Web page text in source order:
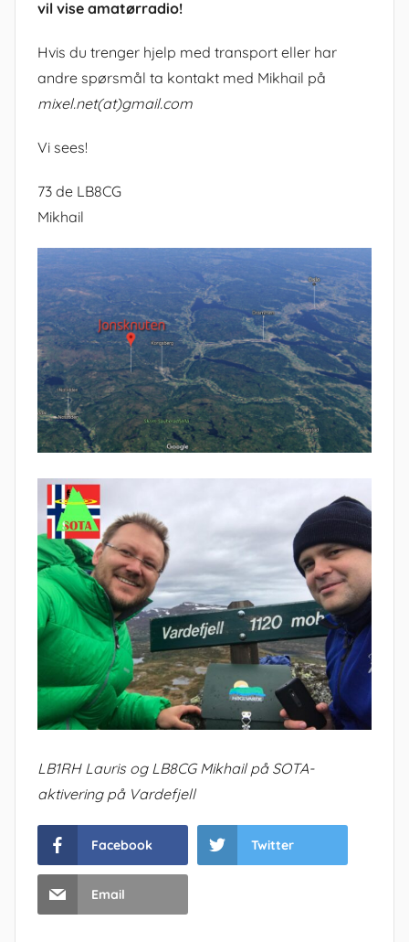
vil vise amatørradio!
Hvis du trenger hjelp med transport eller har
andre spørsmål ta kontakt med Mikhail på
mixel.net(at)gmail.com
Vi sees!
73 de LB8CG
Mikhail
LB1RH Lauris og LB8CG Mikhail på SOTA-
aktivering på Vardefjell
Facebook Twitter
Email